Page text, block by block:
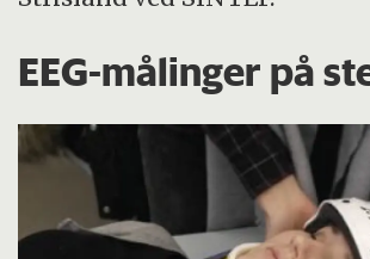
I forbindelse med epilepsi kan
endringer i EEG-signalet. Det
når man åpner og lukker
forbindelse med søvn.
EEG-målinger på